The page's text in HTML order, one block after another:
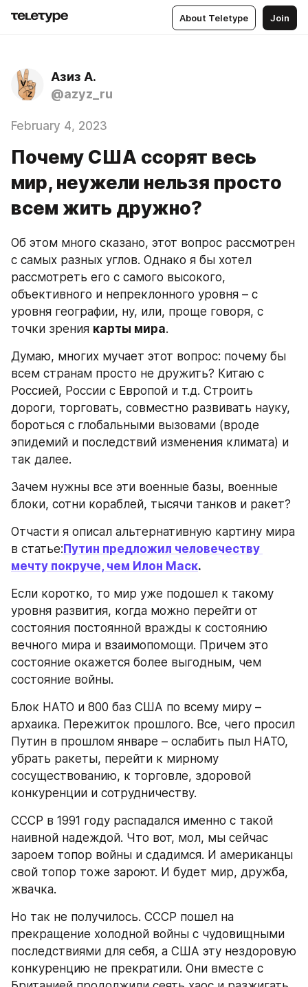
About Teletype Join
Азиз А.
@azyz_ru
February 4, 2023
Почему США ссорят весь
мир, неужели нельзя просто
всем жить дружно?
Об этом много сказано, этот вопрос рассмотрен
с самых разных углов. Однако я бы хотел
рассмотреть его с самого высокого,
объективного и непреклонного уровня – с
уровня географии, ну, или, проще говоря, с
точки зрения карты мира.
Думаю, многих мучает этот вопрос: почему бы
всем странам просто не дружить? Китаю с
Россией, России с Европой и т.д. Строить
дороги, торговать, совместно развивать науку,
бороться с глобальными вызовами (вроде
эпидемий и последствий изменения климата) и
так далее.
Зачем нужны все эти военные базы, военные
блоки, сотни кораблей, тысячи танков и ракет?
Отчасти я описал альтернативную картину мира
в статье: Путин предложил человечеству
мечту покруче, чем Илон Маск.
Если коротко, то мир уже подошел к такому
уровня развития, когда можно перейти от
состояния постоянной вражды к состоянию
вечного мира и взаимопомощи. Причем это
состояние окажется более выгодным, чем
состояние войны.
Блок НАТО и 800 баз США по всему миру –
архаика. Пережиток прошлого. Все, чего просил
Путин в прошлом январе – ослабить пыл НАТО,
убрать ракеты, перейти к мирному
сосуществованию, к торговле, здоровой
конкуренции и сотрудничеству.
СССР в 1991 году распадался именно с такой
наивной надеждой. Что вот, мол, мы сейчас
зароем топор войны и сдадимся. И американцы
свой топор тоже зароют. И будет мир, дружба,
жвачка.
Но так не получилось. СССР пошел на
прекращение холодной войны с чудовищными
последствиями для себя, а США эту нездоровую
конкуренцию не прекратили. Они вместе с